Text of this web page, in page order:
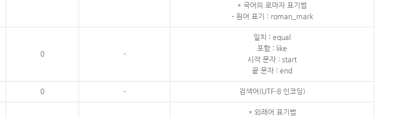
* 국어의 로마자 표기법
- 원어 표기 : roman_mark
0 -
일치 : equal
포함 : like
시작 문자 : start
끝 문자 : end
0 - 검색어(UTF-8 인코딩)
* 외래어 표기법